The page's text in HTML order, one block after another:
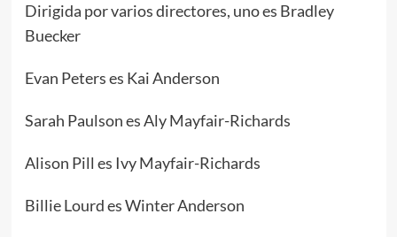
Dirigida por varios directores, uno es Bradley
Buecker
Evan Peters es Kai Anderson
Sarah Paulson es Aly Mayfair-Richards
Alison Pill es Ivy Mayfair-Richards
Billie Lourd es Winter Anderson